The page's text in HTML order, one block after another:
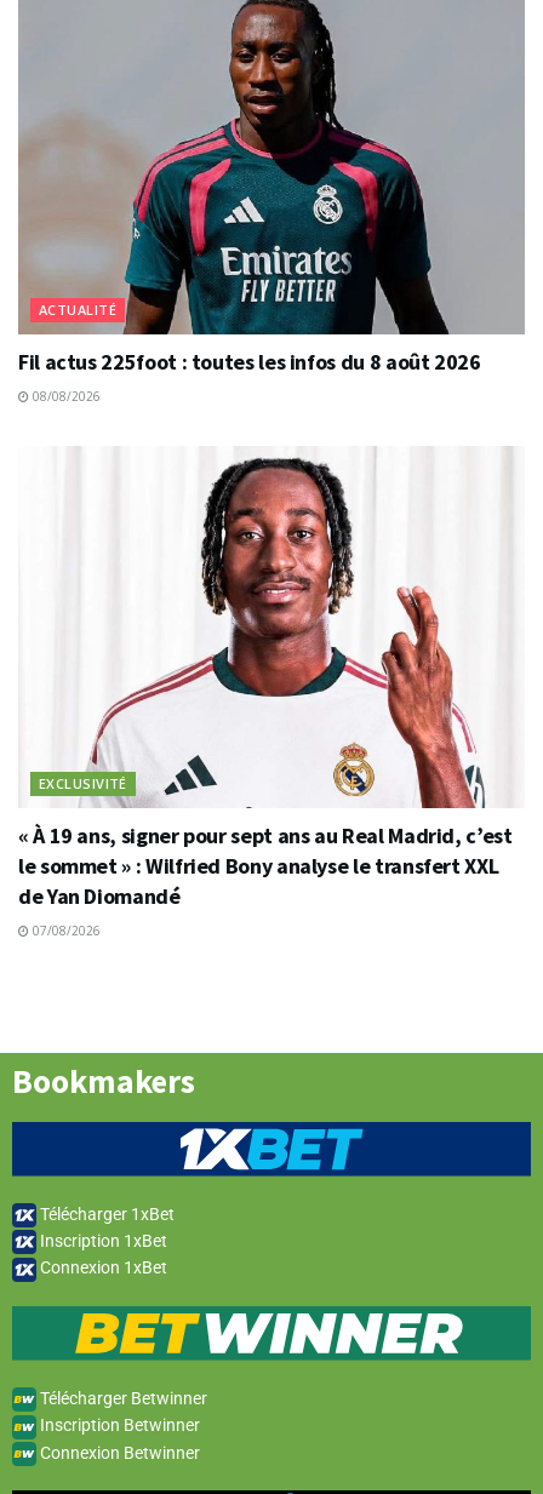
ACTUALITÉ
Fil actus 225foot : toutes les infos du 8 août 2026
08/08/2026
EXCLUSIVITÉ
« À 19 ans, signer pour sept ans au Real Madrid, c’est
le sommet » : Wilfried Bony analyse le transfert XXL
de Yan Diomandé
07/08/2026
Bookmakers
Télécharger 1xBet
Inscription 1xBet
Connexion 1xBet
Télécharger Betwinner
Inscription Betwinner
Connexion Betwinner